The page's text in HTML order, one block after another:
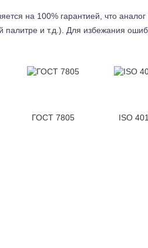
на 100% гарантией, что
палитре и т.д.). Для избежания
ГОСТ 7805 ISO